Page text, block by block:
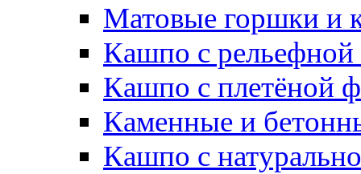
Матовые горшки и
Кашпо с рельефной
Кашпо с плетёной
Каменные и
Кашпо с